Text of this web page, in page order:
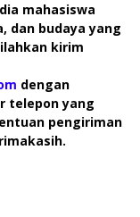
mahasiswa
dan budaya yang
kirim
dengan
telepon yang
pengiriman